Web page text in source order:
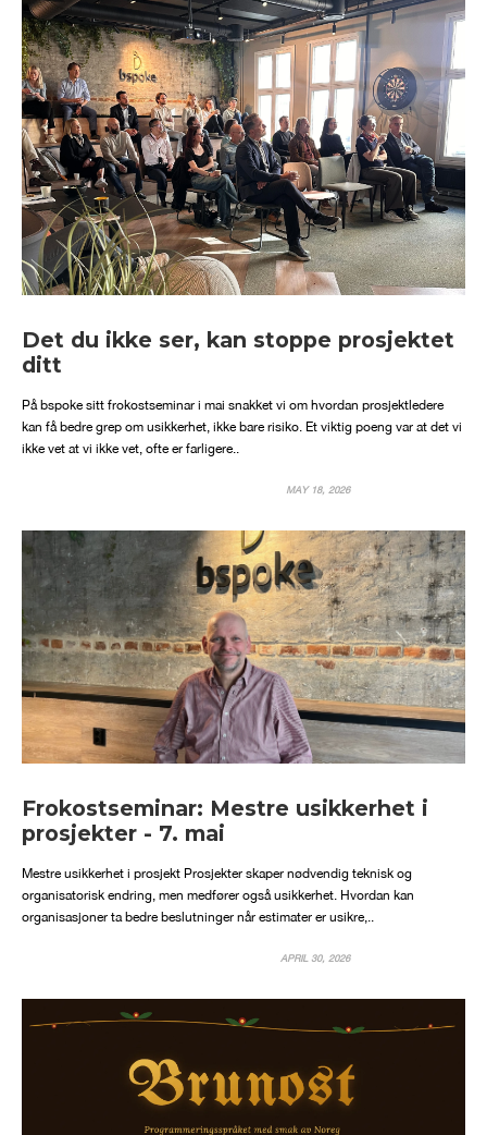
Det du ikke ser, kan stoppe prosjektet
ditt
På bspoke sitt frokostseminar i mai snakket vi om hvordan prosjektledere
kan få bedre grep om usikkerhet, ikke bare risiko. Et viktig poeng var at det vi
ikke vet at vi ikke vet, ofte er farligere..
MAY 18, 2026
Frokostseminar: Mestre usikkerhet i
prosjekter - 7. mai
Mestre usikkerhet i prosjekt Prosjekter skaper nødvendig teknisk og
organisatorisk endring, men medfører også usikkerhet. Hvordan kan
organisasjoner ta bedre beslutninger når estimater er usikre,..
APRIL 30, 2026